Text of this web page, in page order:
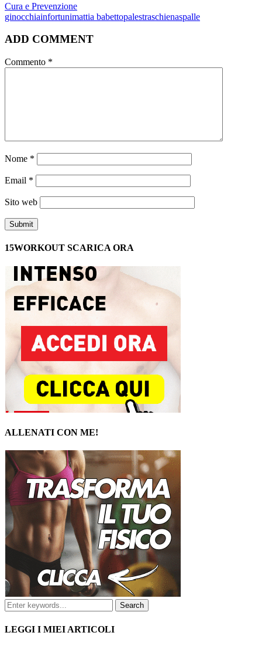
Cura e Prevenzione
ginocchiainfortunimattia babettopalestraschienaspalle
ADD COMMENT
Commento *
Nome *
Email *
Sito web
15WORKOUT SCARICA ORA
ALLENATI CON ME!
LEGGI I MIEI ARTICOLI